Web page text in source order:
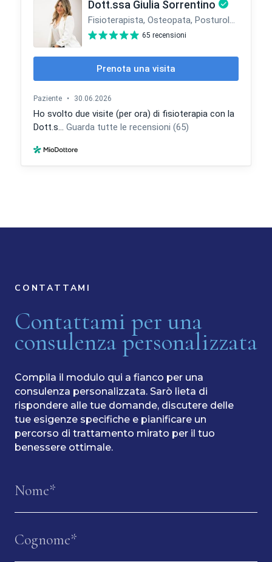
CONTATTAMI
Contattami per una
consulenza personalizzata
Compila il modulo qui a fianco per una
consulenza personalizzata. Sarò lieta di
rispondere alle tue domande, discutere delle
tue esigenze specifiche e pianificare un
percorso di trattamento mirato per il tuo
benessere ottimale.